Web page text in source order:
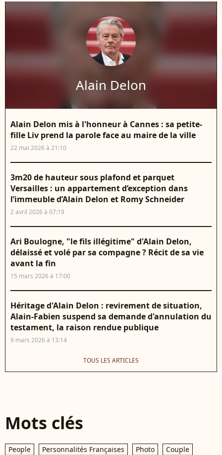
Alain Delon
Alain Delon mis à l'honneur à Cannes : sa petite-
fille Liv prend la parole face au maire de la ville
22 mai 2026 à 21:10
3m20 de hauteur sous plafond et parquet
Versailles : un appartement d’exception dans
l’immeuble d’Alain Delon et Romy Schneider
2 avril 2026 à 07:19
Ari Boulogne, "le fils illégitime" d'Alain Delon,
délaissé et volé par sa compagne ? Récit de sa vie
avant la fin
15 mars 2026 à 17:00
Héritage d'Alain Delon : revirement de situation,
Alain-Fabien suspend sa demande d'annulation du
testament, la raison rendue publique
9 mars 2026 à 13:14
TOUS LES ARTICLES
Mots clés
People Personnalités Françaises Photo
Couple